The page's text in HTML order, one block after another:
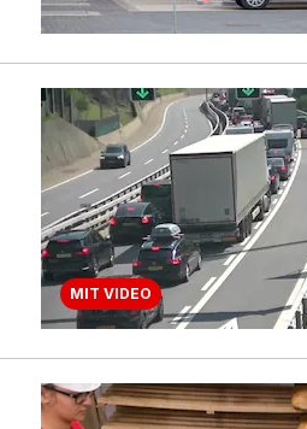
MIT VIDEO